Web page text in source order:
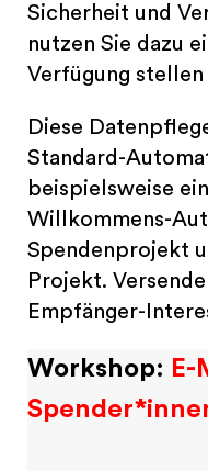
Sicherheit und
nutzen Sie dazu
Verfügung
Diese
Standard-
beispielsweise
Willkommens-
Spendenprojekt
Projekt.
Empfänger-
Workshop: